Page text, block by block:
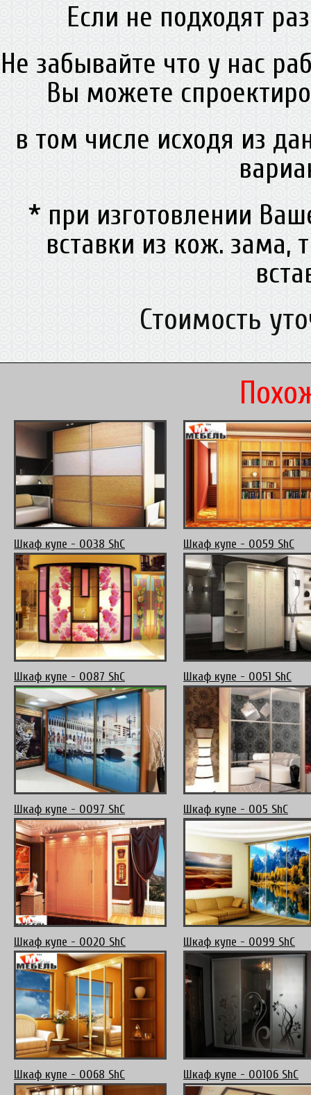
Если не подходят
Не забывайте что у нас
Вы можете
в том числе исходя из
* при изготовлении
вставки из кож. зама,
Стоимость
Шкаф купе - 0038 ShC Шкаф купе - 0059 ShC
Шкаф купе - 0087 ShC Шкаф купе - 0051 ShC
Шкаф купе - 0097 ShC Шкаф купе - 005 ShC
Шкаф купе - 0020 ShC Шкаф купе - 0099 ShC
Шкаф купе - 0068 ShC Шкаф купе - 00106 ShC